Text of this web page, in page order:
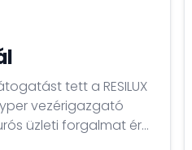
tett a RESILUX
vezérigazgató
üzleti forgalmat ért